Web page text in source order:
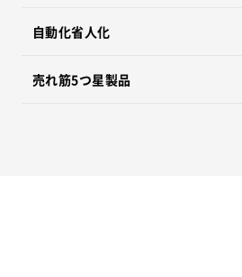
自動化省人化
売れ筋5つ星製品